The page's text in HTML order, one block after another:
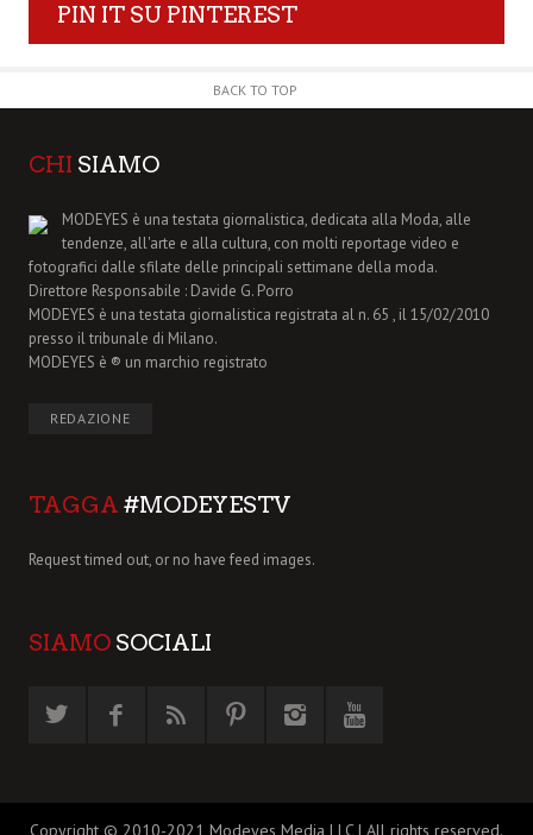
PIN IT SU PINTEREST
BACK TO TOP
CHI SIAMO
MODEYES è una testata giornalistica, dedicata alla Moda, alle
tendenze, all'arte e alla cultura, con molti reportage video e
fotografici dalle sfilate delle principali settimane della moda.
Direttore Responsabile : Davide G. Porro
MODEYES è una testata giornalistica registrata al n. 65 , il 15/02/2010
presso il tribunale di Milano.
MODEYES è ® un marchio registrato
REDAZIONE
TAGGA #MODEYESTV
Request timed out, or no have feed images.
SIAMO SOCIALI
Copyright © 2010-2021 Modeyes Media LLC | All rights reserved.